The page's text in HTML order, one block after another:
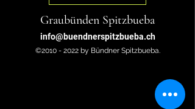
Graubünden Spitzbueba
info@buendnerspitzbueba.ch
©2010 - 2022 by Bündner Spitzbueba.